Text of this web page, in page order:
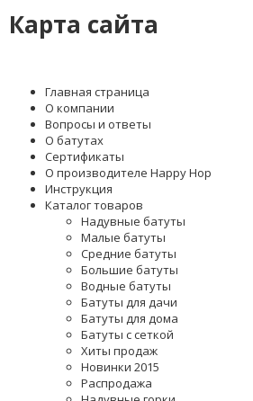
Карта сайта
Главная страница
О компании
Вопросы и ответы
О батутах
Сертификаты
О производителе Happy Hop
Инструкция
Каталог товаров
Надувные батуты
Малые батуты
Средние батуты
Большие батуты
Водные батуты
Батуты для дачи
Батуты для дома
Батуты с сеткой
Хиты продаж
Новинки 2015
Распродажа